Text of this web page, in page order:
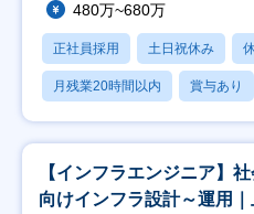
480万~680万
正社員採用 土日祝休み
月残業20時間以内 賞与あり
【インフラエンジニア】
向けインフラ設計～運用